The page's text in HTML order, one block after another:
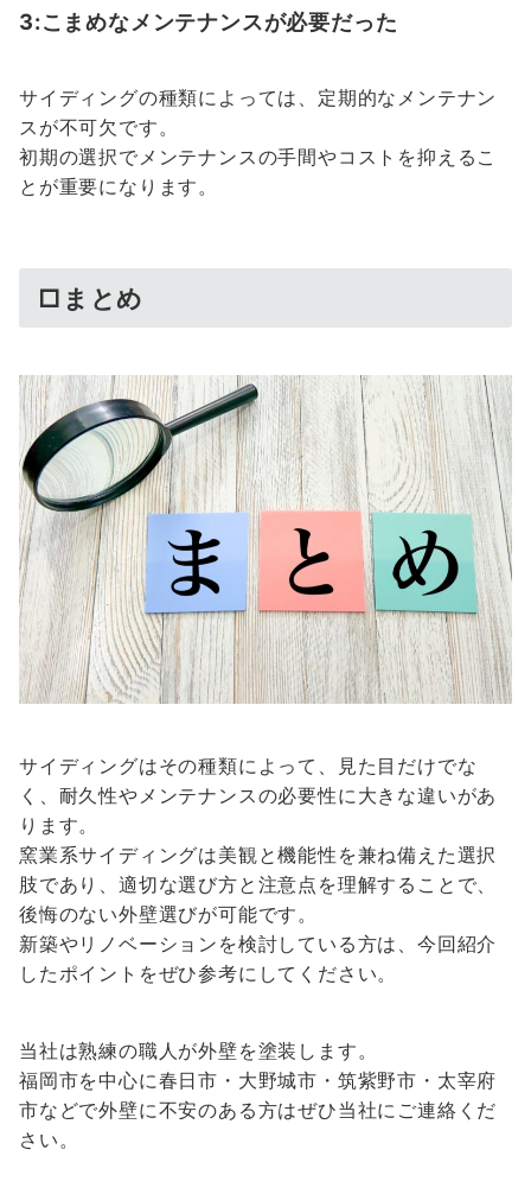
3:こまめなメンテナンスが必要だった
サイディングの種類によっては、定期的なメンテナン
スが不可欠です。
初期の選択でメンテナンスの手間やコストを抑えるこ
とが重要になります。
□まとめ
サイディングはその種類によって、見た目だけでな
く、耐久性やメンテナンスの必要性に大きな違いがあ
ります。
窯業系サイディングは美観と機能性を兼ね備えた選択
肢であり、適切な選び方と注意点を理解することで、
後悔のない外壁選びが可能です。
新築やリノベーションを検討している方は、今回紹介
したポイントをぜひ参考にしてください。
当社は熟練の職人が外壁を塗装します。
福岡市を中心に春日市・大野城市・筑紫野市・太宰府
市などで外壁に不安のある方はぜひ当社にご連絡くだ
さい。